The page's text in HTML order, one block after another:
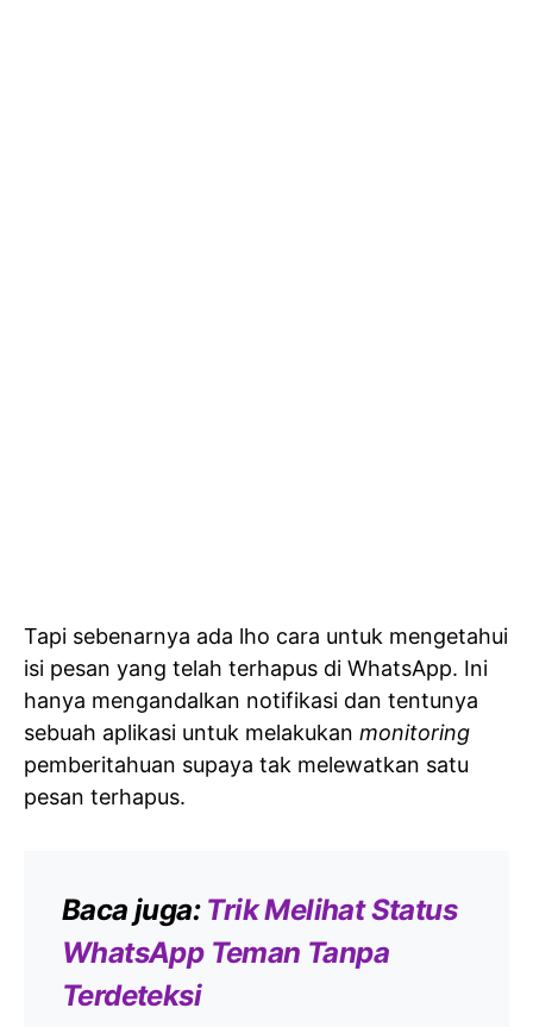
Tapi sebenarnya ada lho cara untuk mengetahui
isi pesan yang telah terhapus di WhatsApp. Ini
hanya mengandalkan notifikasi dan tentunya
sebuah aplikasi untuk melakukan monitoring
pemberitahuan supaya tak melewatkan satu
pesan terhapus.
Baca juga: Trik Melihat Status
WhatsApp Teman Tanpa
Terdeteksi